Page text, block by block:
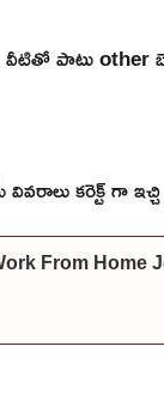
వీటితో పాటు
కరెక్ట్ గా
From Home